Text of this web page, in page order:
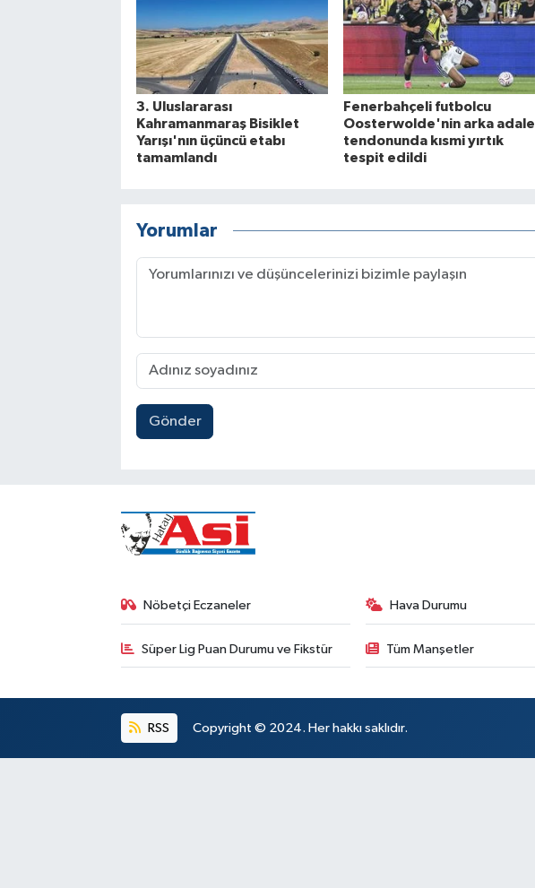
3. Uluslararası
Kahramanmaraş Bisiklet
Yarışı'nın üçüncü etabı
tamamlandı
Fenerbahçeli futbolcu
Oosterwolde'nin arka adale
tendonunda kısmi yırtık
tespit edildi
Yorumlar
Gönder
Nöbetçi Eczaneler Hava Durumu
Süper Lig Puan Durumu ve Fikstür Tüm Manşetler
RSS Copyright © 2024. Her hakkı saklıdır.